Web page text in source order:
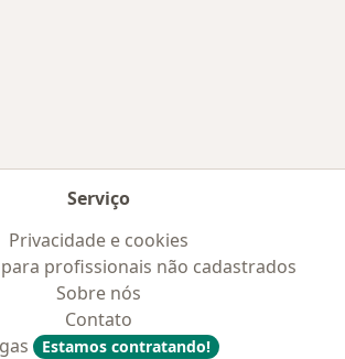
Serviço
Privacidade e cookies
profissionais não cadastrados
Sobre nós
Contato
Estamos contratando!